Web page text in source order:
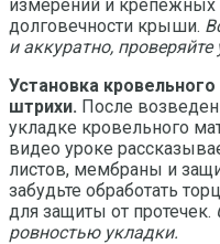
измерений и крепежных
долговечности крыши.
и аккуратно,
Установка
штрихи. После
укладке кровельного
видео уроке
листов, мембраны и
забудьте обработать
для защиты от протечек.
ровностью укладки.